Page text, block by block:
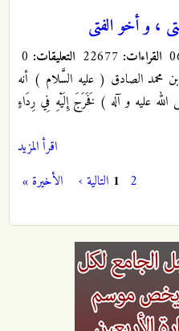
، و أخو الفتى
القراءات: التعليقات:
محمد الصادق ( عليه السَّلام ) أنه
عليه و آله ) فَخَرَجَ إِلَيْهِ فِي رِدَاءٍ
اقرأ المزيد
1 2 التالية › الأخيرة »